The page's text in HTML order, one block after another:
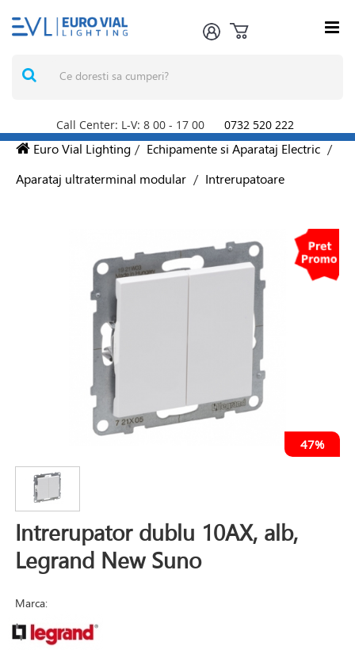
Call Center: L-V: 8 00 - 17 00 0732 520 222
Euro Vial Lighting / Echipamente si Aparataj Electric /
Aparataj ultraterminal modular / Intrerupatoare
47%
Intrerupator dublu 10AX, alb,
Legrand New Suno
Marca: